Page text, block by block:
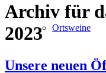
Ortsweine
Archiv für
2023
Unsere neuen